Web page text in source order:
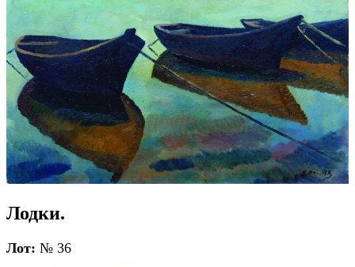
Лодки.
Лот: № 36